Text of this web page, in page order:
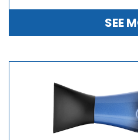
ตัด
SEE